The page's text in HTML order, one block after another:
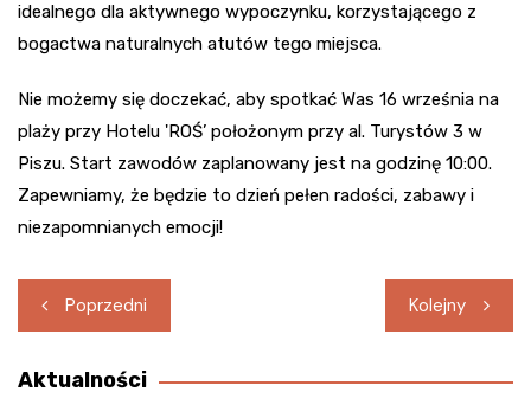
idealnego dla aktywnego wypoczynku, korzystającego z
bogactwa naturalnych atutów tego miejsca.
Nie możemy się doczekać, aby spotkać Was 16 września na
plaży przy Hotelu 'ROŚ’ położonym przy al. Turystów 3 w
Piszu. Start zawodów zaplanowany jest na godzinę 10:00.
Zapewniamy, że będzie to dzień pełen radości, zabawy i
niezapomnianych emocji!
Nawigacja
wpisu
Poprzedni Kolejny
Aktualności